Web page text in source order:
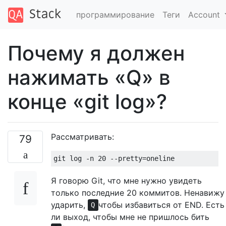
программирование Теги Account
Почему я должен
нажимать «Q» в
конце «git log»?
79 Рассматривать:
Я говорю Git, что мне нужно увидеть
только последние 20 коммитов. Ненавижу
ударить,
Q чтобы избавиться от END. Есть
ли выход, чтобы мне не пришлось бить